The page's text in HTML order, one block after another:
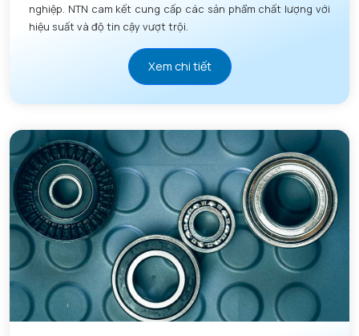
nghiệp. NTN cam kết cung cấp các sản phẩm chất lượng với
hiệu suất và độ tin cậy vượt trội.
Xem chi tiết